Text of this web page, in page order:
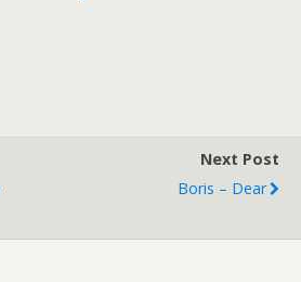
Next Post
Boris – Dear